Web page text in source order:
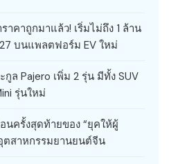
าคาถูกมาแล้ว! เริ่มไม่ถึง 1 ล้าน
บนแพลตฟอร์ม EV ใหม่
ล Pajero เพิ่ม 2 รุ่น มีทั้ง SUV
รุ่นใหม่
นครั้งสุดท้ายของ “ยุคให้ผู้
ตสาหกรรมยานยนต์จีน